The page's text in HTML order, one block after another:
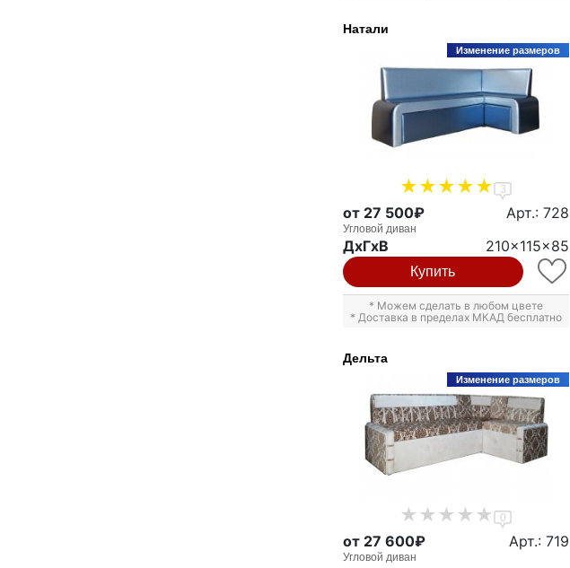
Натали
Изменение размеров
3
от 27 500₽ Арт.: 728
Угловой диван
ДxГxВ 210x115x85
Купить
* Можем сделать в любом цвете
* Доставка в пределах МКАД бесплатно
Дельта
Изменение размеров
0
от 27 600₽ Арт.: 719
Угловой диван